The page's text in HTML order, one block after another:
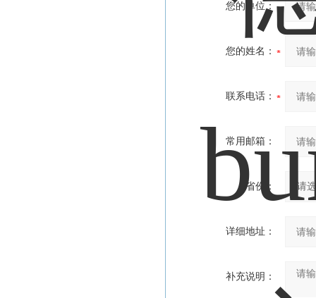
您的单位：
您的姓名：
联系电话：
常用邮箱：
省份：
详细地址：
补充说明：